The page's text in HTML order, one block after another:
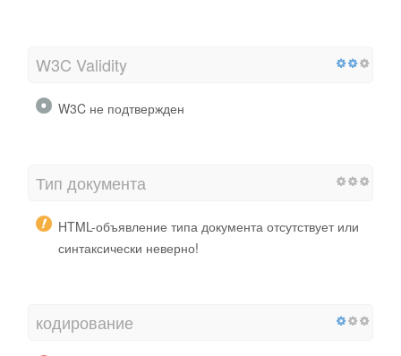
W3C Validity
W3C не подтвержден
Тип документа
HTML-объявление типа документа отсутствует или
синтаксически неверно!
кодирование